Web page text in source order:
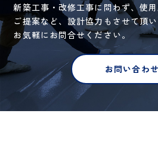
新築工事・改修工事に問わず、使
ご提案など、設計協力もさせて頂い
お気軽にお問合せください。
お問い合わせ